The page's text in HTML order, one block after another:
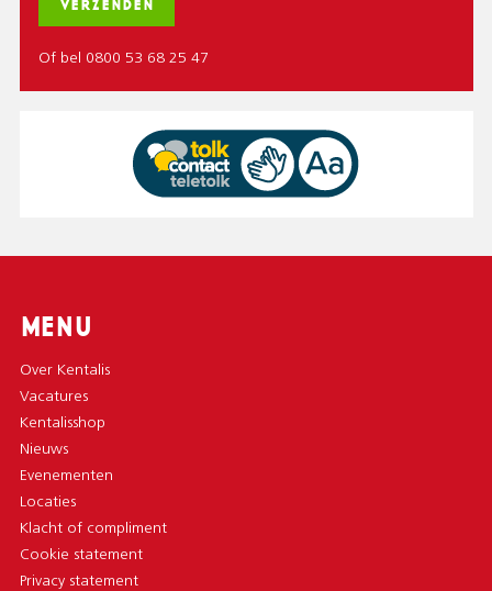
Of bel 0800 53 68 25 47
MENU
Over Kentalis
Vacatures
Kentalisshop
Nieuws
Evenementen
Locaties
Klacht of compliment
Cookie statement
Privacy statement